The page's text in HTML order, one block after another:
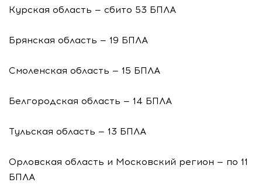
Курская область — сбито 53 БПЛА
Брянская область — 19 БПЛА
Смоленская область — 15 БПЛА
Белгородская область — 14 БПЛА
Тульская область — 13 БПЛА
Орловская область и Московский регион — по 11
БПЛА